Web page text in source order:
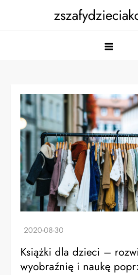
Książki dla dzieci –
wyobraźnię i naukę